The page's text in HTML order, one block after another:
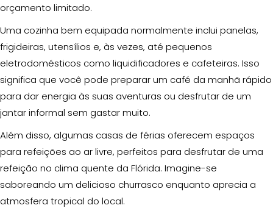
orçamento limitado.
Uma cozinha bem equipada normalmente inclui panelas,
frigideiras, utensílios e, às vezes, até pequenos
eletrodomésticos como liquidificadores e cafeteiras. Isso
significa que você pode preparar um café da manhã rápido
para dar energia às suas aventuras ou desfrutar de um
jantar informal sem gastar muito.
Além disso, algumas casas de férias oferecem espaços
para refeições ao ar livre, perfeitos para desfrutar de uma
refeição no clima quente da Flórida. Imagine-se
saboreando um delicioso churrasco enquanto aprecia a
atmosfera tropical do local.